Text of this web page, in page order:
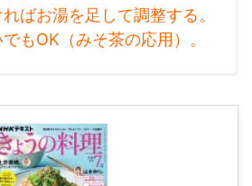
ばお湯を足して調整する。
もOK（みそ茶の応用）。